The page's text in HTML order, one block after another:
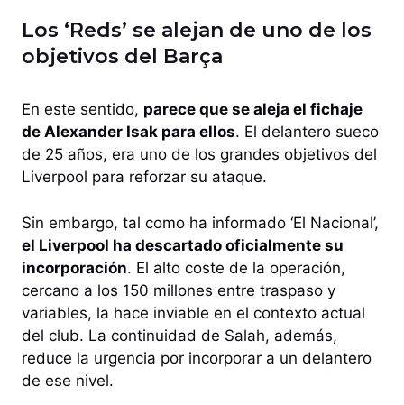
Los ‘Reds’ se alejan de uno de los
objetivos del Barça
En este sentido, parece que se aleja el fichaje
de Alexander Isak para ellos. El delantero sueco
de 25 años, era uno de los grandes objetivos del
Liverpool para reforzar su ataque.
Sin embargo, tal como ha informado ‘El Nacional’,
el Liverpool ha descartado oficialmente su
incorporación. El alto coste de la operación,
cercano a los 150 millones entre traspaso y
variables, la hace inviable en el contexto actual
del club. La continuidad de Salah, además,
reduce la urgencia por incorporar a un delantero
de ese nivel.